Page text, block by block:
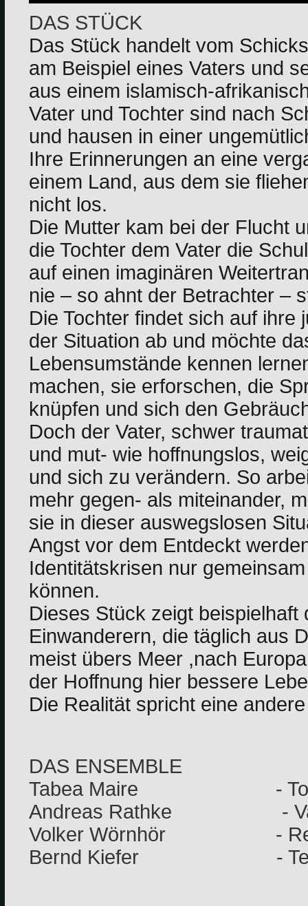
DAS STÜCK
Das Stück handelt vom
am Beispiel eines Vaters und
aus einem islamisch-
Vater und Tochter sind nach
und hausen in einer
Ihre Erinnerungen an eine
einem Land, aus dem sie
nicht los.
Die Mutter kam bei der Flucht
die Tochter dem Vater die
auf einen imaginären
nie – so ahnt der Betrachter –
Die Tochter findet sich auf ihre
der Situation ab und möchte
Lebensumstände kennen
machen, sie erforschen, die
knüpfen und sich den
Doch der Vater, schwer
und mut- wie hoffnungslos,
und sich zu verändern. So
mehr gegen- als miteinander,
sie in dieser auswegslosen
Angst vor dem Entdeckt
Identitätskrisen nur
können.
Dieses Stück zeigt beispielhaft
Einwanderern, die täglich aus
meist übers Meer ,nach
der Hoffnung hier bessere
Die Realität spricht eine
DAS ENSEMBLE
Tabea Maire -
Andreas Rathke -
Volker Wörnhör -
Bernd Kiefer -